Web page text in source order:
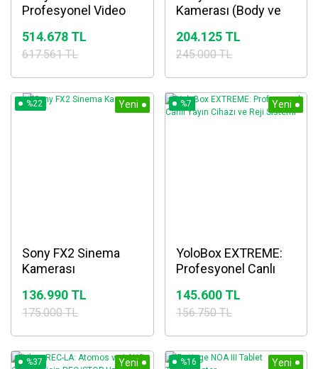
Profesyonel Video
514.678 TL
617.561 TL
Kamerası (Body ve
204.125 TL
245.000 TL
%22 Yeni
Sony FX2 Sinema
Kamerası
136.990 TL
175.000 TL
%7 Yeni
YoloBox EXTREME:
Profesyonel Canlı
Sistemi
145.600 TL
156.750 TL
%37 Yeni %16 Yeni